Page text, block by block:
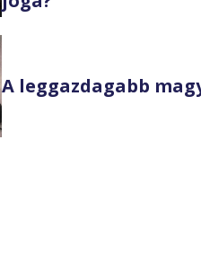
A leggazdagabb